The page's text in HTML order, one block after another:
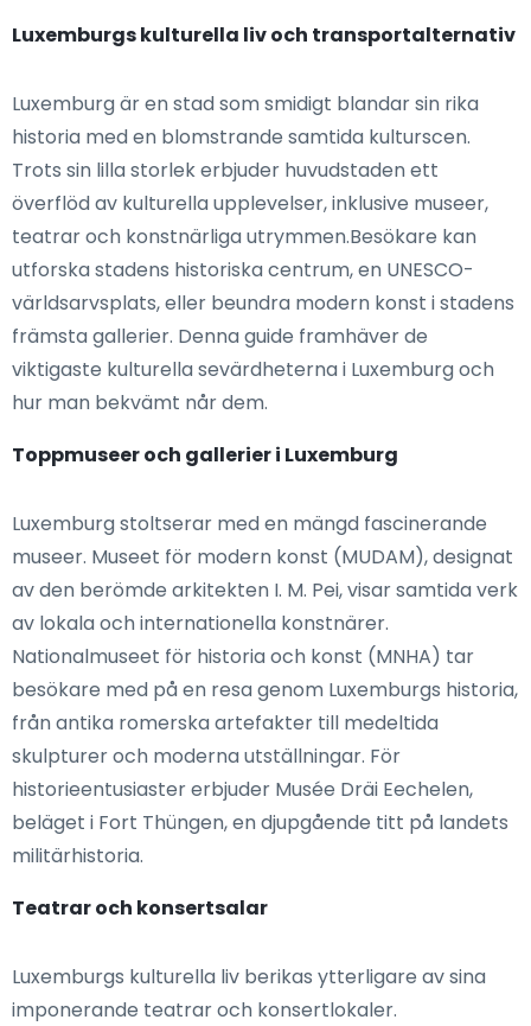
Luxemburgs kulturella liv och transportalternativ
Luxemburg är en stad som smidigt blandar sin rika
historia med en blomstrande samtida kulturscen.
Trots sin lilla storlek erbjuder huvudstaden ett
överflöd av kulturella upplevelser, inklusive museer,
teatrar och konstnärliga utrymmen.Besökare kan
utforska stadens historiska centrum, en UNESCO-
världsarvsplats, eller beundra modern konst i stadens
främsta gallerier. Denna guide framhäver de
viktigaste kulturella sevärdheterna i Luxemburg och
hur man bekvämt når dem.
Toppmuseer och gallerier i Luxemburg
Luxemburg stoltserar med en mängd fascinerande
museer. Museet för modern konst (MUDAM), designat
av den berömde arkitekten I. M. Pei, visar samtida verk
av lokala och internationella konstnärer.
Nationalmuseet för historia och konst (MNHA) tar
besökare med på en resa genom Luxemburgs historia,
från antika romerska artefakter till medeltida
skulpturer och moderna utställningar. För
historieentusiaster erbjuder Musée Dräi Eechelen,
beläget i Fort Thüngen, en djupgående titt på landets
militärhistoria.
Teatrar och konsertsalar
Luxemburgs kulturella liv berikas ytterligare av sina
imponerande teatrar och konsertlokaler.